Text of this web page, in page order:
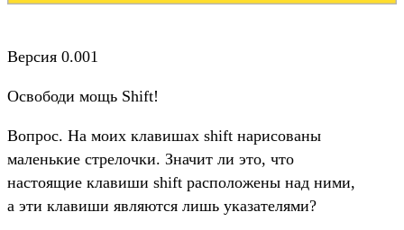
Версия 0.001
Освободи мощь Shift!
Вопрос. На моих клавишах shift нарисованы
маленькие стрелочки. Значит ли это, что
настоящие клавиши shift расположены над ними,
а эти клавиши являются лишь указателями?